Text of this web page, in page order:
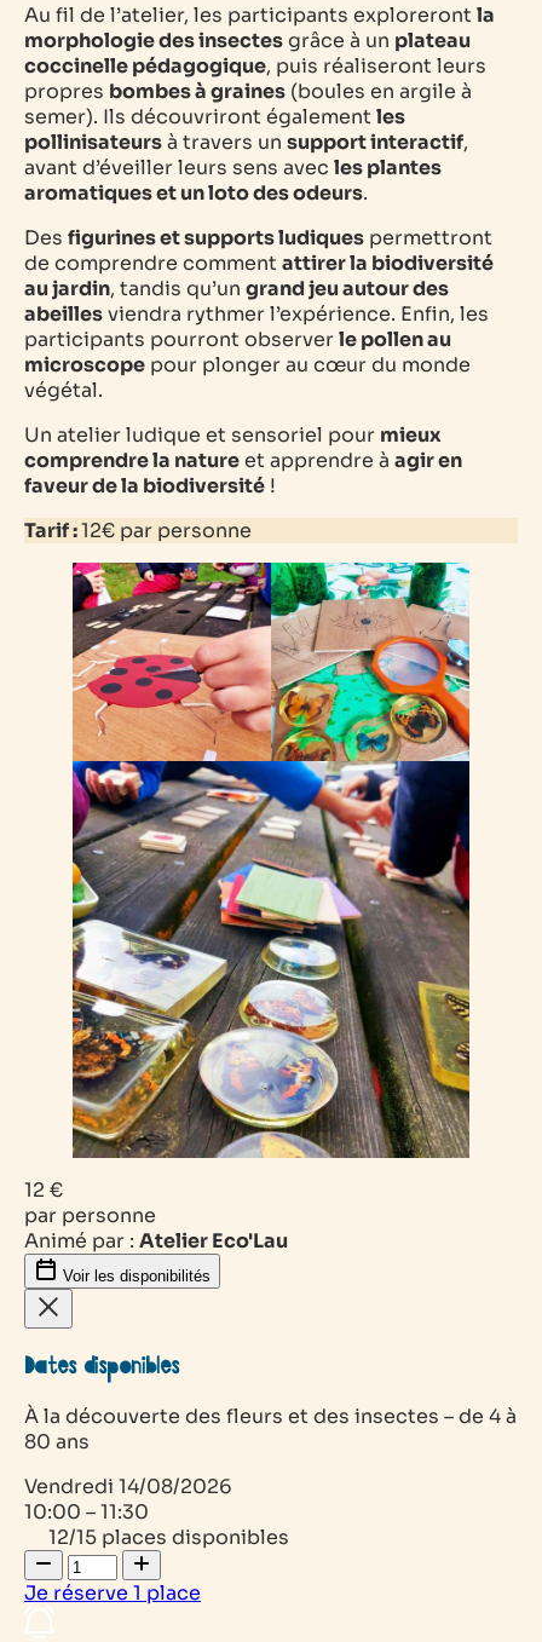
Au fil de l’atelier, les participants exploreront la
morphologie des insectesgrâce à un plateau
coccinelle pédagogique, puis réaliseront leurs
propres bombes à graines (boules en argile à
semer). Ils découvriront également les
pollinisateursà travers un support interactif,
avant d’éveiller leurs sens avec les plantes
aromatiques et un loto des odeurs.
Des figurines et supports ludiques permettront
de comprendre comment attirer la biodiversité
au jardin, tandis qu’un grand jeu autour des
abeillesviendra rythmer l’expérience. Enfin, les
participants pourront observerle pollen au
microscope pour plonger au cœur du monde
végétal.
Un atelier ludique et sensoriel pour mieux
comprendre la natureet apprendre à agir en
faveur de la biodiversité !
Tarif :12€ par personne
12 €
par personne
Animé par : Atelier Eco'Lau
Voir les disponibilités
Dates disponibles
À la découverte des fleurs et des insectes – de 4 à
80 ans
Vendredi 14/08/2026
10:00 – 11:30
12/15 places disponibles
Je réserve 1 place